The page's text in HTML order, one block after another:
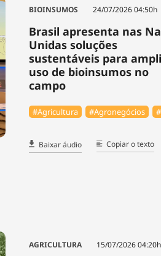
BIOINSUMOS 24/07/2026 04:50h
Brasil apresenta nas
Unidas soluções
sustentáveis para
uso de bioinsumos no
campo
#Agricultura #Agronegócios
Baixar áudio Copiar o texto
AGRICULTURA 15/07/2026 04:20h